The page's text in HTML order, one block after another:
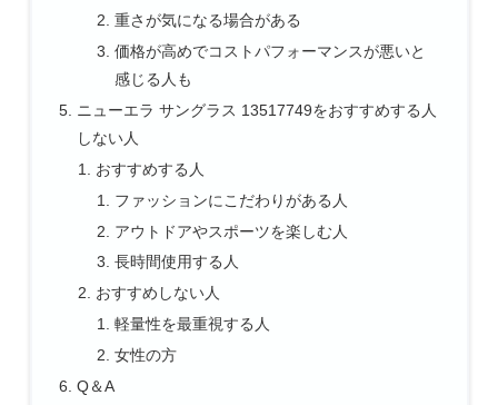
重さが気になる場合がある
価格が高めでコストパフォーマンスが悪いと
感じる人も
ニューエラ サングラス 13517749をおすすめする人
しない人
おすすめする人
ファッションにこだわりがある人
アウトドアやスポーツを楽しむ人
長時間使用する人
おすすめしない人
軽量性を最重視する人
女性の方
Q＆A